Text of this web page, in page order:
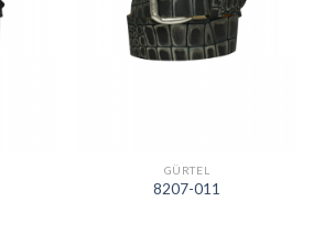
GÜRTEL
8207-011